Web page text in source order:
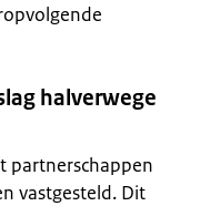
halverwege
partnerschappen
vastgesteld. Dit